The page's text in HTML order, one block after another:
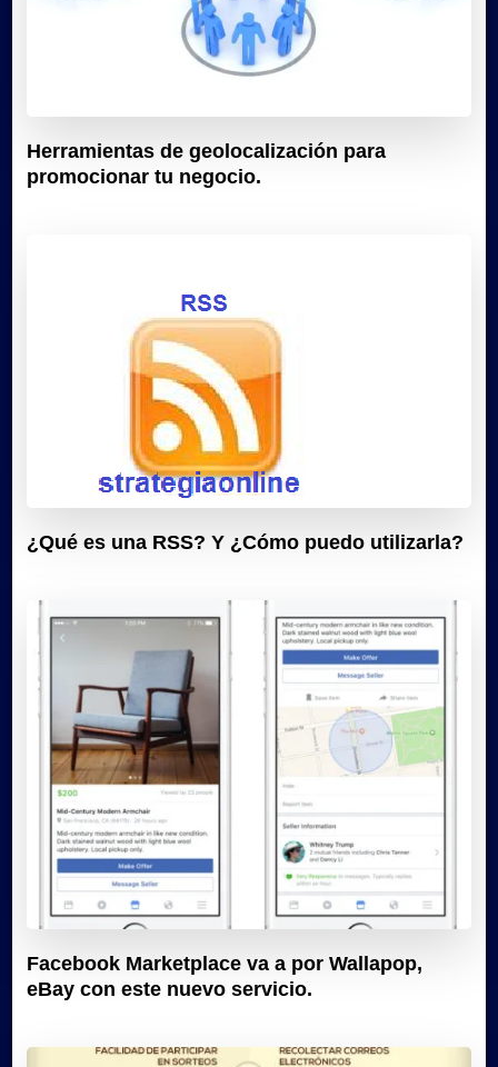
Herramientas de geolocalización para
promocionar tu negocio.
¿Qué es una RSS? Y ¿Cómo puedo utilizarla?
Facebook Marketplace va a por Wallapop,
eBay con este nuevo servicio.